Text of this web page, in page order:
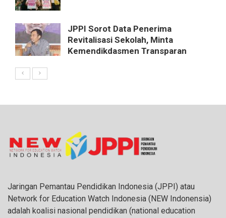
JPPI Sorot Data Penerima
Revitalisasi Sekolah, Minta
Kemendikdasmen Transparan
Jaringan Pemantau Pendidikan Indonesia (JPPI) atau
Network for Education Watch Indonesia (NEW Indonensia)
adalah koalisi nasional pendidikan (national education